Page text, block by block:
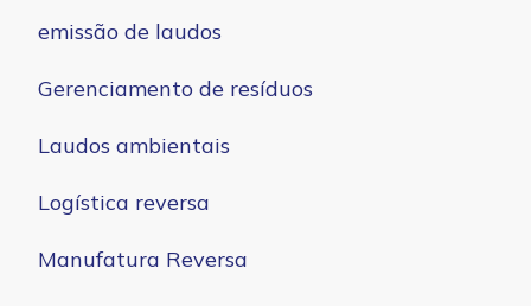
emissão de laudos
Gerenciamento de resíduos
Laudos ambientais
Logística reversa
Manufatura Reversa